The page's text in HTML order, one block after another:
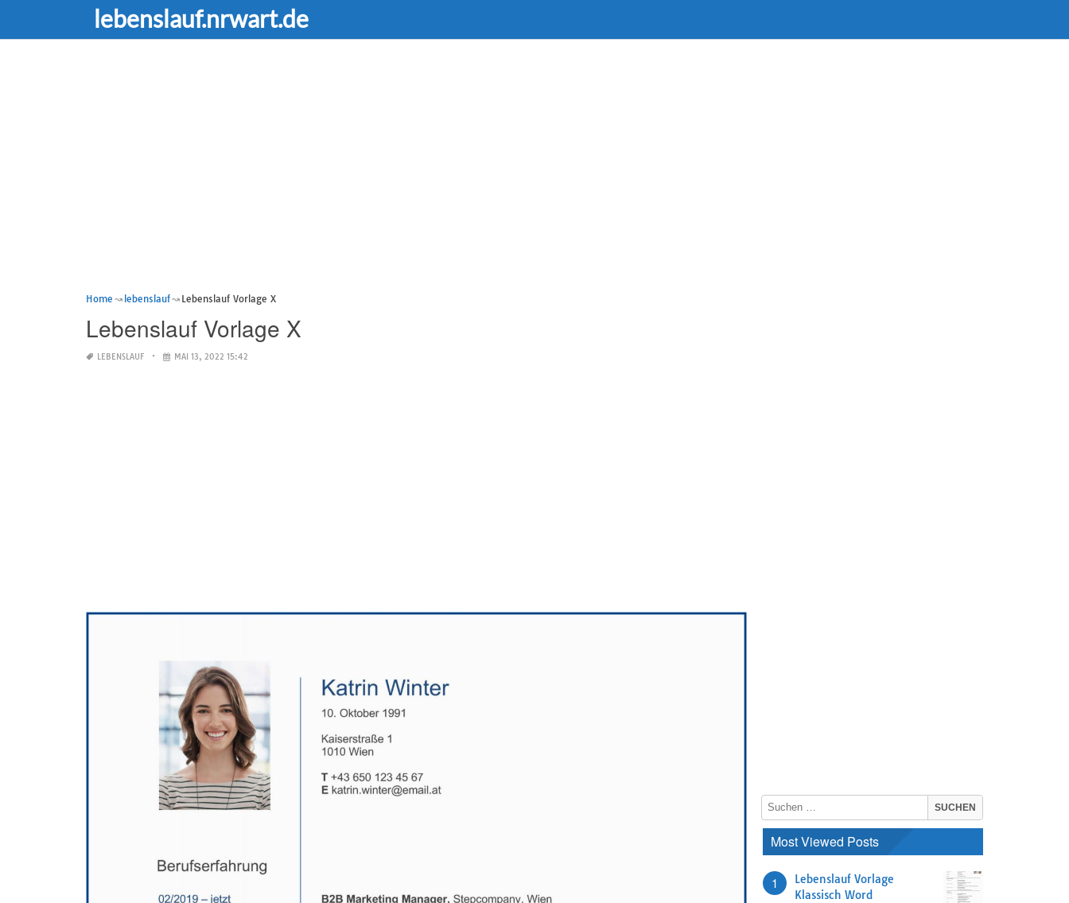
lebenslauf.nrwart.de
Home lebenslauf Lebenslauf Vorlage X
Lebenslauf Vorlage X
LEBENSLAUF MAI 13, 2022 15:42
Most Viewed Posts
1
Lebenslauf Vorlage
Klassisch Word